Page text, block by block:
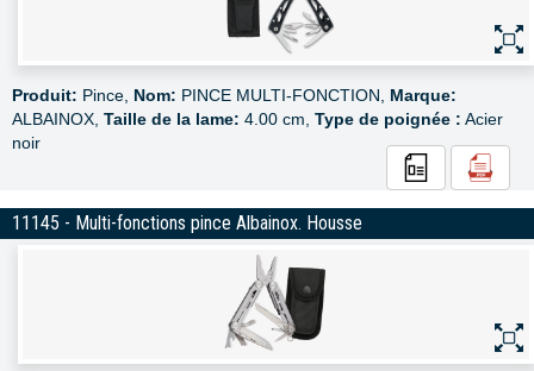
Produit: Pince, Nom: PINCE MULTI-FONCTION, Marque:
ALBAINOX, Taille de la lame: 4.00 cm, Type de poignée : Acier
noir
11145 - Multi-fonctions pince Albainox. Housse